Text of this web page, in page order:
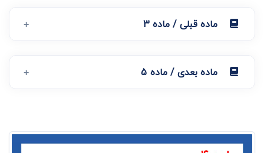
ماده قبلی / ماده 3
ماده بعدی / ماده 5